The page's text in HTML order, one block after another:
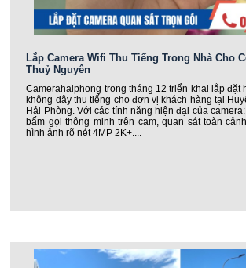
Lắp Camera Wifi Thu Tiếng Trong Nhà Cho
Thuỷ Nguyên
Camerahaiphong trong tháng 12 triển khai lắp đặt
không dây thu tiếng cho đơn vị khách hàng tại
Hải Phòng. Với các tính năng hiện đại của
bấm gọi thông minh trên cam, quan sát toàn
hình ảnh rõ nét 4MP 2K+....